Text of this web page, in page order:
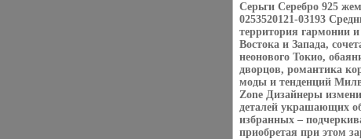
Серьги Серебро 925
0253520121-03193
территория гармонии
Востока и Запада,
неонового Токио,
дворцов, романтика
моды и тенденций
Zone Дизайнеры
деталей украшающих
избранных –
приобретая при этом